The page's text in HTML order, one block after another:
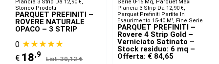
Plancia 3 Strip Da 12,90 €,
Storico Prodotti
PARQUET PREFINITI –
ROVERE NATURALE
OPACO – 3 STRIP
0 ★★★★★
€ 18,9 List: 30,12 €
Serie 0-15 Mq, Parquet Maxi
Plancia 3 Strip Da 12,90 €,
Parquet Prefiniti Partite In
Esaurimento 15-40 M², Fine Serie
PARQUET PREFINITI –
Rovere 4 Strip Gold –
Verniciato Satinato –
Stock residuo: 6 mq –
Offerta: € 84,65